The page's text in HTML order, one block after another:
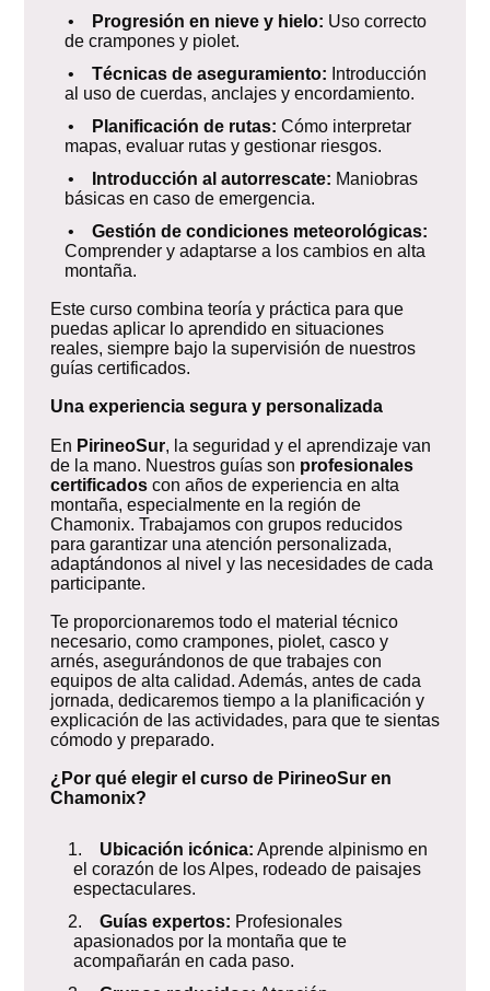
•
Progresión en nieve y hielo: Uso correcto
de crampones y piolet.
• Técnicas de aseguramiento: Introducción
al uso de cuerdas, anclajes y encordamiento.
•
Planificación de rutas: Cómo interpretar
mapas, evaluar rutas y gestionar riesgos.
•
Introducción al autorrescate: Maniobras
básicas en caso de emergencia.
• Gestión de condiciones meteorológicas:
Comprender y adaptarse a los cambios en alta
montaña.
Este curso combina teoría y práctica para que
puedas aplicar lo aprendido en situaciones
reales, siempre bajo la supervisión de nuestros
guías certificados.
Una experiencia segura y personalizada
En PirineoSur, la seguridad y el aprendizaje van
de la mano. Nuestros guías son profesionales
certificadoscon años de experiencia en alta
montaña, especialmente en la región de
Chamonix. Trabajamos con grupos reducidos
para garantizar una atención personalizada,
adaptándonos al nivel y las necesidades de cada
participante.
Te proporcionaremos todo el material técnico
necesario, como crampones, piolet, casco y
arnés, asegurándonos de que trabajes con
equipos de alta calidad. Además, antes de cada
jornada, dedicaremos tiempo a la planificación y
explicación de las actividades, para que te sientas
cómodo y preparado.
¿Por qué elegir el curso de PirineoSur en
Chamonix?
1. Ubicación icónica: Aprende alpinismo en
el corazón de los Alpes, rodeado de paisajes
espectaculares.
2. Guías expertos: Profesionales
apasionados por la montaña que te
acompañarán en cada paso.